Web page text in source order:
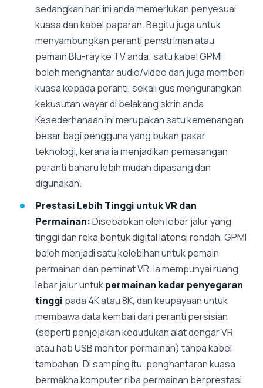
sedangkan hari ini anda memerlukan penyesuai
kuasa dan kabel paparan. Begitu juga untuk
menyambungkan peranti penstriman atau
pemain Blu-ray ke TV anda; satu kabel GPMI
boleh menghantar audio/video dan juga memberi
kuasa kepada peranti, sekali gus mengurangkan
kekusutan wayar di belakang skrin anda.
Kesederhanaan ini merupakan satu kemenangan
besar bagi pengguna yang bukan pakar
teknologi, kerana ia menjadikan pemasangan
peranti baharu lebih mudah dipasang dan
digunakan.
Prestasi Lebih Tinggi untuk VR dan
Permainan:Disebabkan oleh lebar jalur yang
tinggi dan reka bentuk digital latensi rendah, GPMI
boleh menjadi satu kelebihan untuk pemain
permainan dan peminat VR. Ia mempunyai ruang
lebar jalur untukpermainan kadar penyegaran
tinggi pada 4K atau 8K, dan keupayaan untuk
membawa data kembali dari peranti persisian
(seperti penjejakan kedudukan alat dengar VR
atau hab USB monitor permainan) tanpa kabel
tambahan. Di samping itu, penghantaran kuasa
bermakna komputer riba permainan berprestasi